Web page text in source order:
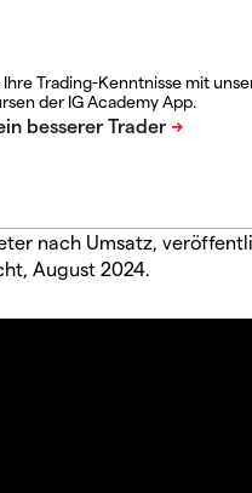
Ihre Trading-Kenntnisse mit
der IG Academy App.
nach Umsatz,
August 2024.